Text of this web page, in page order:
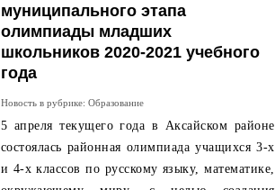
муниципального этапа
олимпиады младших
школьников 2020-2021 учебного
года
Новость в рубрике: Образование
5 апреля текущего года в Аксайском районе
состоялась районная олимпиада учащихся 3-х
и 4-х классов по русскому языку, математике,